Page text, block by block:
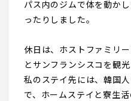
パス内のジムで体を動か
ったりしました。
休日は、ホストファミリ
とサンフランシスコを観
私のステイ先には、韓国
で、ホームステイと寮生